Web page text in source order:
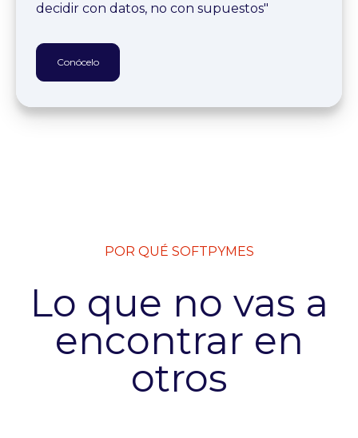
decidir con datos, no con supuestos"
Conócelo
POR QUÉ SOFTPYMES
Lo que no vas a
encontrar en
otros